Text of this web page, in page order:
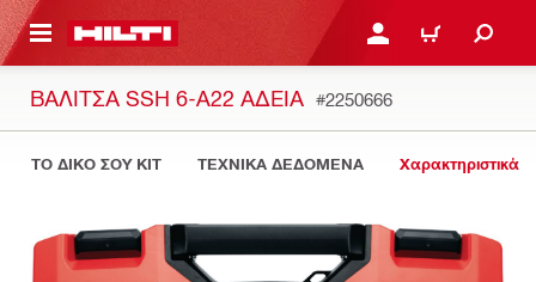
ΕΛΕΓΞΕΙΣ ΤΟ ΠΑΚΕΤΟ ΠΟΥ ΕΧΕΙΣ ΦΤΙΑΞΕΙ ΚΆΝΕ ΣΎΝΔΕΣΗ Ή
ΚΑΛΆΘΙ
ΒΑΛΊΤΣΑ SSH 6-A22 ΆΔΕΙΑ #2250666
ΤΟ ΔΙΚΟ ΣΟΥ KIT ΤΕΧΝΙΚΑ ΔΕΔΟΜΕΝΑ Χαρακτηριστικά